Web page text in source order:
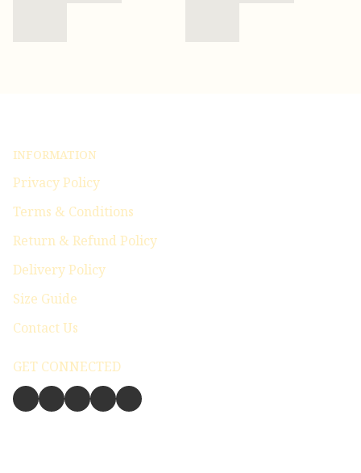
INFORMATION
Privacy Policy
Terms & Conditions
Return & Refund Policy
Delivery Policy
Size Guide
Contact Us
GET CONNECTED